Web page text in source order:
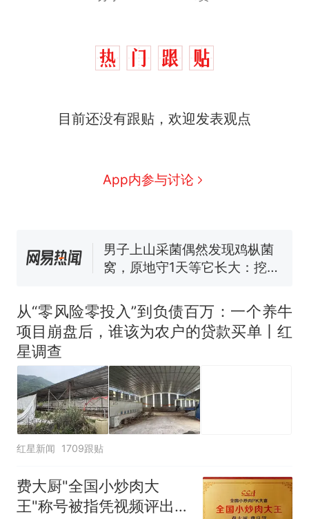
目前还没有跟贴，欢迎发表观点
App内参与讨论
人生
新 制裁瓜子饺子，美国怕什
协会回应
男子上山采菌偶然发现鸡枞菌
窝，原地守1天等它长大：挖了
回大海 目击者直呼震惊 （视频
来源：参考消息）
笔试第一被第二名传话劝弃考
官方通报
因老师一句“跟我回家”改写了
人生
从“零风险零投入”到负债百万：一个养牛
项目崩盘后，谁该为农户的贷款买单丨红
星调查
红星新闻 1709跟贴
费大厨"全国小炒肉大
王"称号被指凭视频评出